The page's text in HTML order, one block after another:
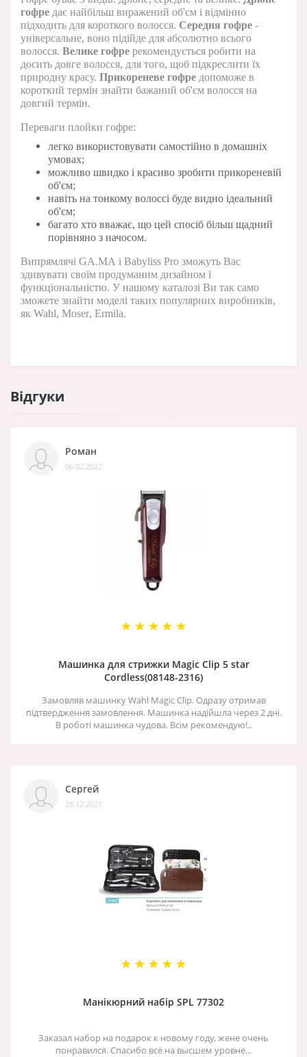
гофре дає найбільш виражений об'єм і відмінно
підходить для короткого волосся. Середня гофре -
універсальне, воно підійде для абсолютно всього
волосся. Велике гофре рекомендується робити на
досить довге волосся, для того, щоб підкреслити їх
природну красу. Прикореневе гофре допоможе в
короткий термін знайти бажаний об'єм волосся на
довгий термін.
Переваги плойки гофре:
легко використовувати самостійно в домашніх
умовах;
можливо швидко і красиво зробити прикореневій
об'єм;
навіть на тонкому волоссі буде видно ідеальний
об'єм;
багато хто вважає, що цей спосіб більш щадний
порівняно з начосом.
Випрямлячі GA.MA і Babyliss Pro зможуть Вас
здивувати своїм продуманим дизайном і
функціональністю. У нашому каталозі Ви так само
зможете знайти моделі таких популярних виробників,
як Wahl, Moser, Ermila.
Відгуки
Роман
06.02.2022
Машинка для стрижки Magic Clip 5 star
Cordless(08148-2316)
Замовляв машинку Wahl Magic Clip. Одразу отримав
підтвердження замовлення. Машинка надійшла через 2 дні.
В роботі машинка чудова. Всім рекомендую!..
Сергей
28.12.2021
Манікюрний набір SPL 77302
Заказал набор на подарок к новому году, жене очень
понравился. Спасибо всё на высшем уровне...